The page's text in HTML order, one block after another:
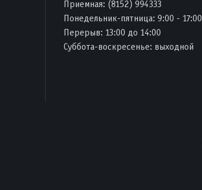
Приемная: (8152) 994333
Понедельник-пятница: 9:00 - 17:00
Перерыв: 13:00 до 14:00
Суббота-воскресенье: выходной